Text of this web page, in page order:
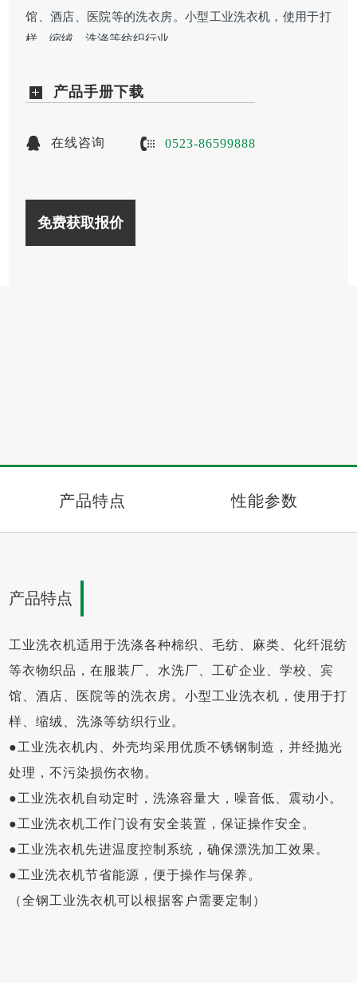
馆、酒店、医院等的洗衣房。小型工业洗衣机，使用于打
样、缩绒、洗涤等纺织行业。
产品手册下载
在线咨询 0523-86599888
免费获取报价
产品特点 性能参数
产品特点
工业洗衣机适用于洗涤各种棉织、毛纺、麻类、化纤混纺
等衣物织品，在服装厂、水洗厂、工矿企业、学校、宾
馆、酒店、医院等的洗衣房。小型工业洗衣机，使用于打
样、缩绒、洗涤等纺织行业。
●工业洗衣机内、外壳均采用优质不锈钢制造，并经抛光
处理，不污染损伤衣物。
●工业洗衣机自动定时，洗涤容量大，噪音低、震动小。
●工业洗衣机工作门设有安全装置，保证操作安全。
●工业洗衣机先进温度控制系统，确保漂洗加工效果。
●工业洗衣机节省能源，便于操作与保养。
（全钢工业洗衣机可以根据客户需要定制）